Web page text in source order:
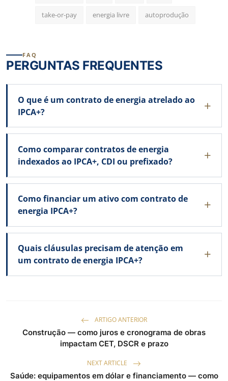
take-or-pay energia livre autoprodução
FAQ
PERGUNTAS FREQUENTES
O que é um contrato de energia atrelado ao
IPCA+?
Como comparar contratos de energia
indexados ao IPCA+, CDI ou prefixado?
Como financiar um ativo com contrato de
energia IPCA+?
Quais cláusulas precisam de atenção em
um contrato de energia IPCA+?
ARTIGO ANTERIOR
Construção — como juros e cronograma de obras
impactam CET, DSCR e prazo
NEXT ARTICLE
Saúde: equipamentos em dólar e financiamento — como